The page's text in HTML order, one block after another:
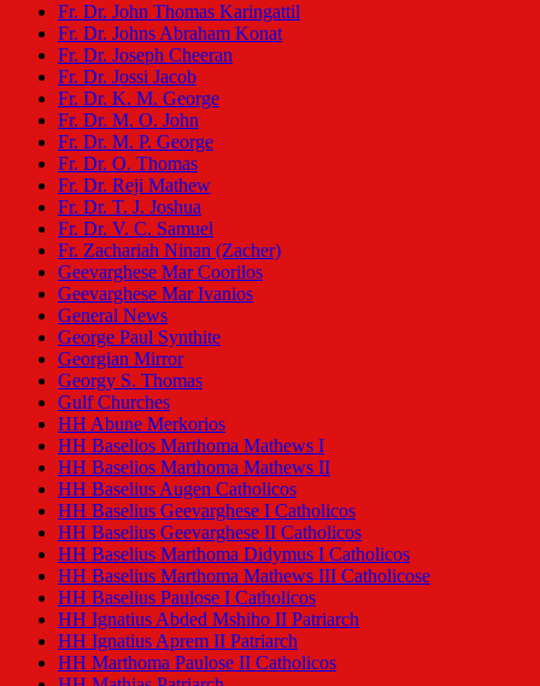
Fr. Dr. John Thomas Karingattil
Fr. Dr. Johns Abraham Konat
Fr. Dr. Joseph Cheeran
Fr. Dr. Jossi Jacob
Fr. Dr. K. M. George
Fr. Dr. M. O. John
Fr. Dr. M. P. George
Fr. Dr. O. Thomas
Fr. Dr. Reji Mathew
Fr. Dr. T. J. Joshua
Fr. Dr. V. C. Samuel
Fr. Zachariah Ninan (Zacher)
Geevarghese Mar Coorilos
Geevarghese Mar Ivanios
General News
George Paul Synthite
Georgian Mirror
Georgy S. Thomas
Gulf Churches
HH Abune Merkorios
HH Baselios Marthoma Mathews I
HH Baselios Marthoma Mathews II
HH Baselius Augen Catholicos
HH Baselius Geevarghese I Catholicos
HH Baselius Geevarghese II Catholicos
HH Baselius Marthoma Didymus I Catholicos
HH Baselius Marthoma Mathews III Catholicose
HH Baselius Paulose I Catholicos
HH Ignatius Abded Mshiho II Patriarch
HH Ignatius Aprem II Patriarch
HH Marthoma Paulose II Catholicos